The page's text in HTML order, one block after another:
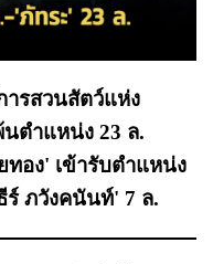
รสวนสัตว์แห่ง
ตำแหน่ง 23 ล.
ทอง' เข้ารับตำแหน่ง
ภวังคนันท์' 7 ล.